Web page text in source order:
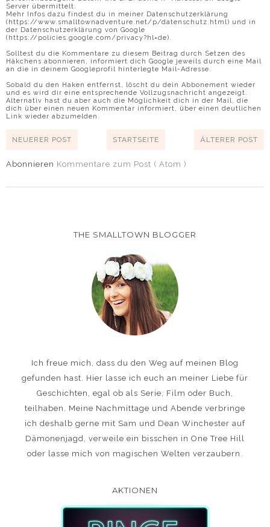
Server übermittelt.
Mehr Infos dazu findest du in meiner Datenschutzerklärung
(https://www.smalltownadventure.net/p/datenschutz.html) und in
der Datenschutzerklärung von Google
(https://policies.google.com/privacy?hl=de).
Solltest du die Kommentare zu diesem Beitrag durch Setzen des
Häkchens abonnieren, informiert dich Google jeweils durch eine Mail
an die in deinem Googleprofil hinterlegte Mail-Adresse.
Sobald du den Haken entfernst, löscht du dein Abbonement wieder
und es wird dir eine entsprechende Vollzugsnachricht angezeigt.
Alternativ hast du aber auch die Möglichkeit dich in der Mail, die
dich über einen neuen Kommentar informiert, über einen deutlichen
Link wieder abzumelden.
NEUERER POST ÄLTERER POST
STARTSEITE
Abonnieren Kommentare zum Post ( Atom )
THE SMALLTOWN BLOGGER
Ich freue mich, dass du den Weg auf meinen Blog
gefunden hast. Hier lasse ich euch an meiner Liebe für
Geschichten, egal ob als Serie, Film oder Buch,
teilhaben. Meine Nachmittage und Abende verbringe
ich deshalb gerne mit Sam und Dean Winchester auf
Dämonenjagd, verweile ein bisschen in One Tree Hill
oder lasse mich von magischen Welten verzaubern.
AKTIONEN